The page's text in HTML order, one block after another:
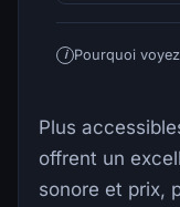
i Pourquoi
Plus
offrent un
sonore et prix,